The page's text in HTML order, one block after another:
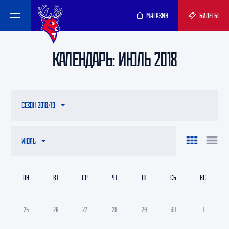
МАГАЗИН БИЛЕТЫ
КАЛЕНДАРЬ: ИЮЛЬ 2018
ИЮЛЬ
СЕЗОН 2018/19
25 26 27 28 29 30 1
ПН ВТ СР ЧТ ПТ СБ ВС